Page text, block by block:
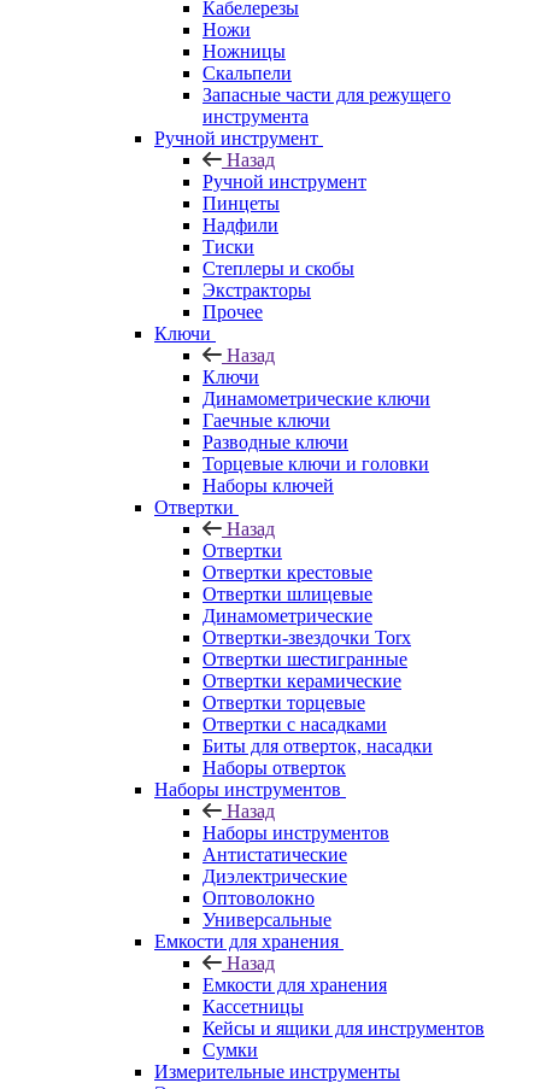
Кабелерезы
Ножи
Ножницы
Скальпели
Запасные части для режущего
инструмента
Ручной инструмент
Назад
Ручной инструмент
Пинцеты
Надфили
Тиски
Степлеры и скобы
Экстракторы
Прочее
Ключи
Назад
Ключи
Динамометрические ключи
Гаечные ключи
Разводные ключи
Торцевые ключи и головки
Наборы ключей
Отвертки
Назад
Отвертки
Отвертки крестовые
Отвертки шлицевые
Динамометрические
Отвертки-звездочки Torx
Отвертки шестигранные
Отвертки керамические
Отвертки торцевые
Отвертки с насадками
Биты для отверток, насадки
Наборы отверток
Наборы инструментов
Назад
Наборы инструментов
Антистатические
Диэлектрические
Оптоволокно
Универсальные
Емкости для хранения
Назад
Емкости для хранения
Кассетницы
Кейсы и ящики для инструментов
Сумки
Измерительные инструменты